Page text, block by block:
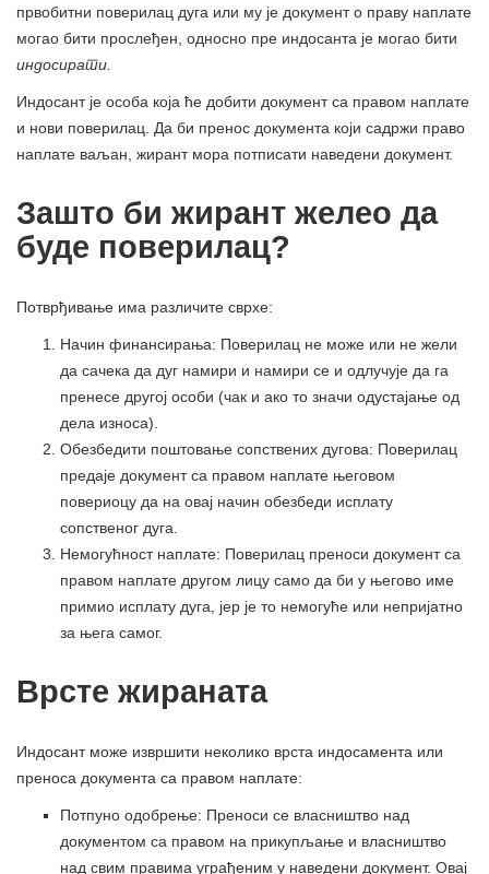
првобитни поверилац дуга или му је документ о праву наплате
могао бити прослеђен, односно пре индосанта је могао бити
индосирати.
Индосант је особа која ће добити документ са правом наплате
и нови поверилац. Да би пренос документа који садржи право
наплате ваљан, жирант мора потписати наведени документ.
Зашто би жирант желео да
буде поверилац?
Потврђивање има различите сврхе:
Начин финансирања: Поверилац не може или не жели
да сачека да дуг намири и намири се и одлучује да га
пренесе другој особи (чак и ако то значи одустајање од
дела износа).
Обезбедити поштовање сопствених дугова: Поверилац
предаје документ са правом наплате његовом
повериоцу да на овај начин обезбеди исплату
сопственог дуга.
Немогућност наплате: Поверилац преноси документ са
правом наплате другом лицу само да би у његово име
примио исплату дуга, јер је то немогуће или непријатно
за њега самог.
Врсте жираната
Индосант може извршити неколико врста индосамента или
преноса документа са правом наплате:
Потпуно одобрење: Преноси се власништво над
документом са правом на прикупљање и власништво
над свим правима уграђеним у наведени документ. Овај